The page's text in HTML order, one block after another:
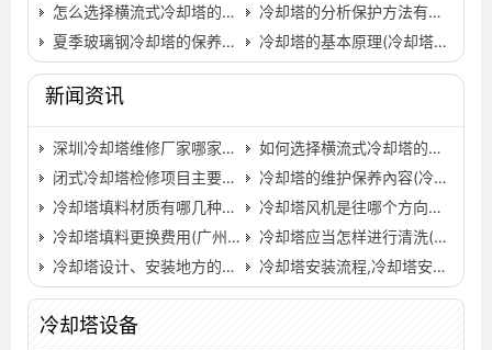
怎么选择横流式冷却塔的安装位置(横流式冷却塔安装距离)…
冷却塔的分析保护方法有什么,冷却塔能耗分析…
夏季玻璃钢冷却塔的保养以及清理工作
冷却塔的基本原理(冷却塔工作原理)
新闻资讯
深圳冷却塔维修厂家哪家好(深圳冷却塔设备哪家好)…
如何选择横流式冷却塔的安装位置(中温逆流式方形冷却塔…
闭式冷却塔检修项目主要有哪些
冷却塔的维护保养內容(冷却塔维护保养的内容)…
冷却塔填料材质有哪几种？(中央空调冷却塔填料材质有几种)…
冷却塔风机是往哪个方向吹,冷却塔风机往那边转才是正确…
冷却塔填料更换费用(广州冷却塔填料更换)…
冷却塔应当怎样进行清洗(中央空调冷却塔清洗教学)…
冷却塔设计、安装地方的注意事项
冷却塔安装流程,冷却塔安装过程中的注意事项…
冷却塔设备